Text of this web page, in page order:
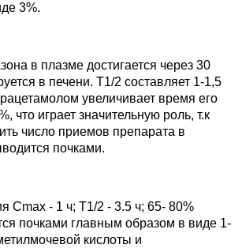
3%.
в плазме достигается через 30
в печени. T1/2 составляет 1-1,5
увеличивает время его
что играет значительную роль, т.к
число приемов препарата в
почками.
Cmax - 1 ч; T1/2 - 3.5 ч; 65- 80%
почками главным образом в виде 1-
кислоты и